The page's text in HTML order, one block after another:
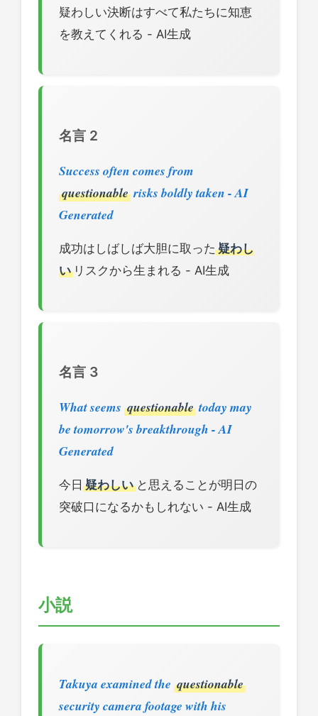
疑わしい決断はすべて私たちに知恵
を教えてくれる - AI生成
名言 2
Success often comes from
questionable risks boldly taken - AI
Generated
成功はしばしば大胆に取った 疑わし
い リスクから生まれる - AI生成
名言 3
What seems questionable today may
be tomorrow's breakthrough - AI
Generated
今日 疑わしいと思えることが明日の
突破口になるかもしれない - AI生成
小説
Takuya examined the questionable
security camera footage with his